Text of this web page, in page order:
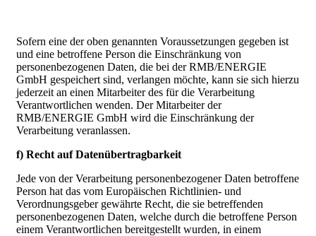
Sofern eine der oben genannten Voraussetzungen gegeben ist
und eine betroffene Person die Einschränkung von
personenbezogenen Daten, die bei der RMB/ENERGIE
GmbH gespeichert sind, verlangen möchte, kann sie sich hierzu
jederzeit an einen Mitarbeiter des für die Verarbeitung
Verantwortlichen wenden. Der Mitarbeiter der
RMB/ENERGIE GmbH wird die Einschränkung der
Verarbeitung veranlassen.
f) Recht auf Datenübertragbarkeit
Jede von der Verarbeitung personenbezogener Daten betroffene
Person hat das vom Europäischen Richtlinien- und
Verordnungsgeber gewährte Recht, die sie betreffenden
personenbezogenen Daten, welche durch die betroffene Person
einem Verantwortlichen bereitgestellt wurden, in einem